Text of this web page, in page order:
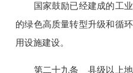
国家鼓励已经建成的工业
的绿色高质量转型升级和循
用设施建设。
第二十九条 县级以上地